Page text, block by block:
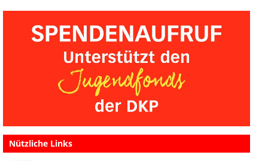
Nützliche Links